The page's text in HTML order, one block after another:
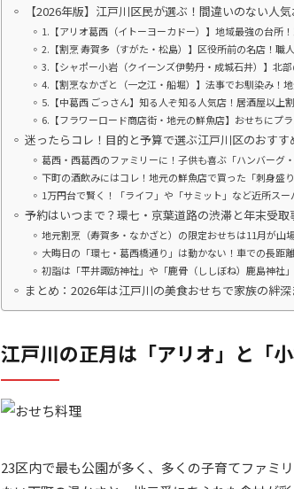
【2026年版】江戸川区民が選ぶ！間違いのない人
1.【アリオ葛西（イトーヨーカドー）】地域最強の台所
2.【割烹 寿賀多（すがた・松島）】区役所前の名店！職
3.【シャポー小岩（クイーンズ伊勢丹・成城石井）】北
4.【割烹なかざと（一之江・船堀）】法事でお馴染み！
5.【中葛西 ごっさん】知る人ぞ知る人気店！居酒屋以上
6.【フラワーロード商店街・地元の鮮魚店】おせちにプ
迷ったらコレ！目的と予算で選ぶ江戸川区のおすす
葛西・西葛西のファミリーに！子供も喜ぶ「ハンバーグ
下町の酒飲みにはコレ！地元の鮮魚店で買った「刺身盛
1万円台で賢く！「ライフ」や「サミット」など近所ス
予約はいつまで？環七・京葉道路の渋滞と年末受取
地元割烹（寿賀多・なかざと）の限定おせちは11月が山
大晦日の「環七・葛西橋通り」は動かない！車での長距
初詣は「平井諏訪神社」や「鹿骨（ししぼね）鹿島神社
まとめ：2026年は江戸川の美食おせちで家族の絆
江戸川の正月は「アリオ」と「
23区内で最も公園が多く、多くの子育てファミ